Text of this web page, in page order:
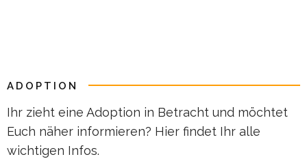
ADOPTION
Ihr zieht eine Adoption in Betracht und möchtet
Euch näher informieren? Hier findet Ihr alle
wichtigen Infos.